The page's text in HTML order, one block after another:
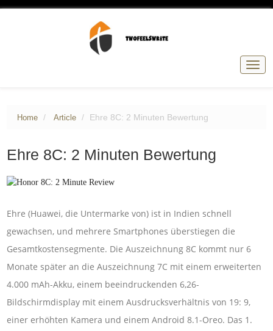
Home Article Ehre 8C: 2 Minuten Bewertung
Ehre 8C: 2 Minuten Bewertung
Ehre (Huawei, die Untermarke von) ist in Indien schnell
gewachsen, und mehrere Smartphones überstiegen die
Gesamtkostensegmente. Die Auszeichnung 8C kommt nur 6
Monate später an die Auszeichnung 7C mit einem erweiterten
4.000 mAh-Akku, einem beeindruckenden 6,26-
Bildschirmdisplay mit einem Ausdrucksverhältnis von 19: 9,
einer erhöhten Kamera und einem Android 8.1-Oreo. Das 1.